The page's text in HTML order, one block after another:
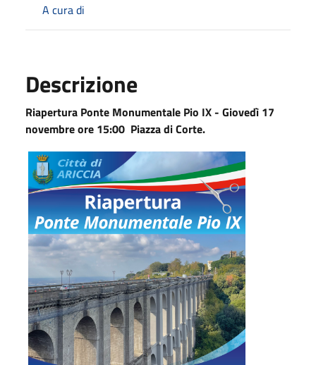
A cura di
Descrizione
Riapertura Ponte Monumentale Pio IX - Giovedì 17
novembre ore 15:00 Piazza di Corte.